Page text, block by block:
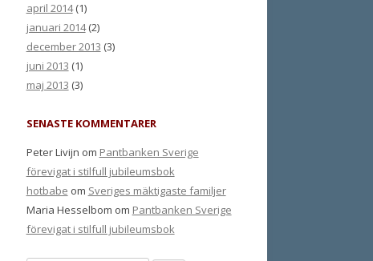
april 2014(1)
januari 2014(2)
december 2013 (3)
juni 2013 (1)
maj 2013 (3)
SENASTE KOMMENTARER
Peter Livijn om Pantbanken Sverige
förevigat i stilfull jubileumsbok
hotbabe om Sveriges mäktigaste familjer
Maria Hesselbom om Pantbanken Sverige
förevigat i stilfull jubileumsbok